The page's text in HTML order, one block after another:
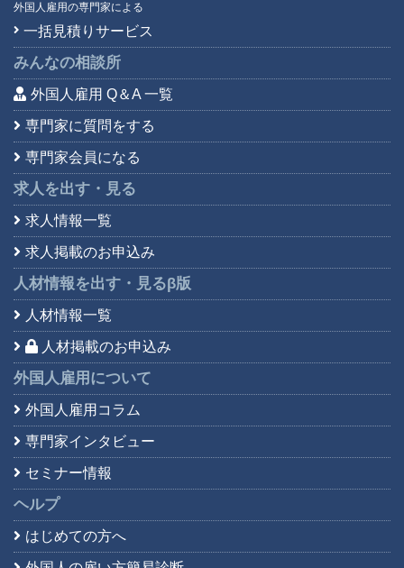
外国人雇用の専門家による
一括見積りサービス
みんなの相談所
外国人雇用 Q＆A 一覧
専門家に質問をする
専門家会員になる
求人を出す・見る
求人情報一覧
求人掲載のお申込み
人材情報を出す・見るβ版
人材情報一覧
人材掲載のお申込み
外国人雇用について
外国人雇用コラム
専門家インタビュー
セミナー情報
ヘルプ
はじめての方へ